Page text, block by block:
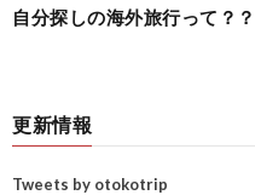
自分探しの海外旅行って？？
更新情報
Tweets by otokotrip